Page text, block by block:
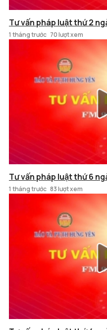
Tư vấn pháp luật thứ 2
1 tháng trước 70 lượt xem
Tư vấn pháp luật thứ 6
1 tháng trước 83 lượt xem